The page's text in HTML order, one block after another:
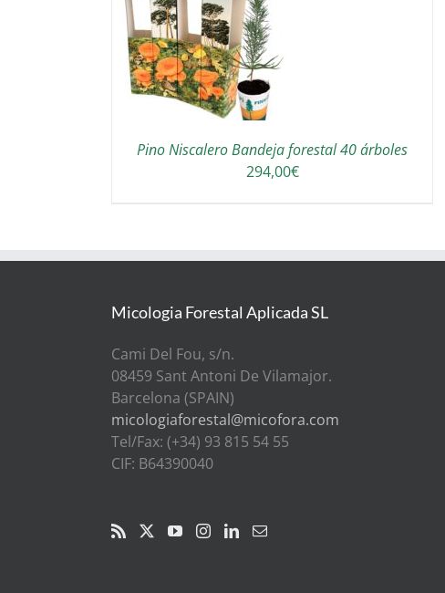
Pino Niscalero Bandeja forestal 40 árboles
294,00€
Micologia Forestal Aplicada SL
Cami Del Fou, s/n.
08459 Sant Antoni De Vilamajor.
Barcelona (SPAIN)
micologiaforestal@micofora.com
Tel/Fax: (+34) 93 815 54 55
CIF: B64390040